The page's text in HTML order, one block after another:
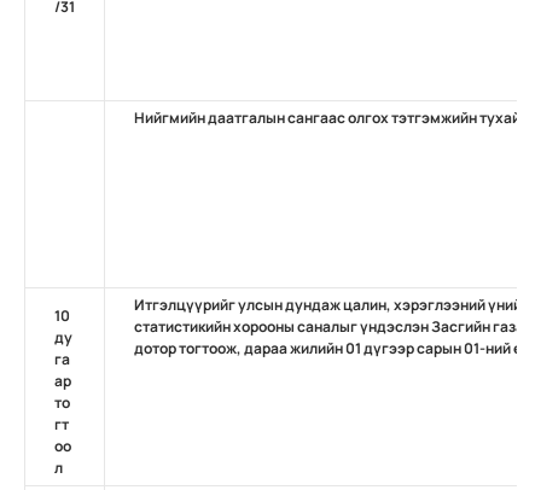
/31
Нийгмийн даатгалын сангаас олгох тэтгэмжийн тухай
10
ду
га
ар
то
гт
оо
л
Итгэлцүүрийг улсын дундаж цалин, хэрэглээний үнийн
статистикийн хорооны саналыг үндэслэн Засгийн
дотор тогтоож, дараа жилийн 01 дүгээр сарын 01-ний